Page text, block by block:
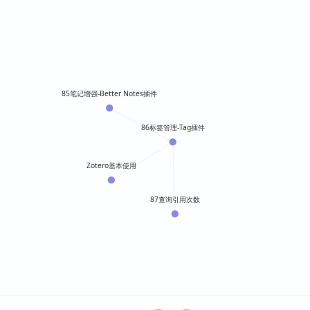
Zotero基本使用
85笔记增强-Better Notes插件
86标签管理-Tag插件
87查询引用次数